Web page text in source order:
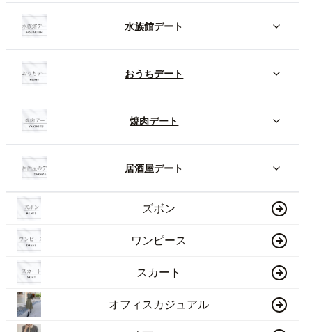
水族館デート
おうちデート
焼肉デート
居酒屋デート
ズボン
ワンピース
スカート
オフィスカジュアル